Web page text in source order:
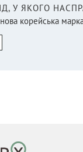
У ЯКОГО
корейська